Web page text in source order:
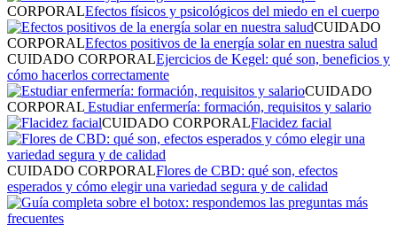
CORPORALEfectos físicos y psicológicos del miedo en el cuerpo
CUIDADO
CORPORALEfectos positivos de la energía solar en nuestra salud
CUIDADO CORPORALEjercicios de Kegel: qué son, beneficios y
cómo hacerlos correctamente
CUIDADO
CORPORAL Estudiar enfermería: formación, requisitos y salario
CUIDADO CORPORALFlacidez facial
CUIDADO CORPORALFlores de CBD: qué son, efectos
esperados y cómo elegir una variedad segura y de calidad